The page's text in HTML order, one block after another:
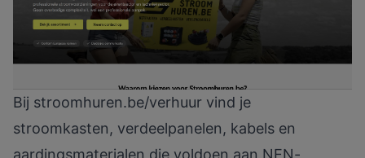
Bij stroomhuren.be/verhuur vind je
stroomkasten, verdeelpanelen, kabels en
aardingsmaterialen die voldoen aan NEN-